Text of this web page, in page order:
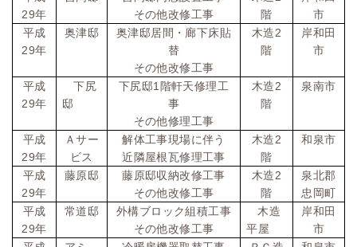
29年
その他改修工事
階
市
平成
29年
奥津邸
奥津邸居間・廊下床貼
替
その他改修工事
木造2
階
岸和田
市
平成
29年
下尻
邸
下尻邸1 階軒天修理工
事
その他修理工事
木造2
階
泉南市
平成
29年
Ａサー
ビス
解体工事現場に伴う
近隣屋根瓦修理工事
木造2
階
和泉市
平成
29年
藤原邸
藤原邸収納改修工事
その他改修工事
木造2
階
泉北郡
忠岡町
平成
29年
常道邸
外構ブロック組積工事
その他改修工事
木造
平屋
岸和田
市